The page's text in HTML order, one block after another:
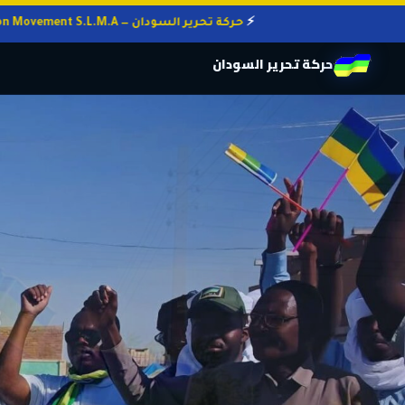
حركة تحرير السودان — Sudan Liberation Movement S.L.M.A
حركة تحرير السودان